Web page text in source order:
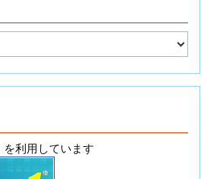
を利用しています